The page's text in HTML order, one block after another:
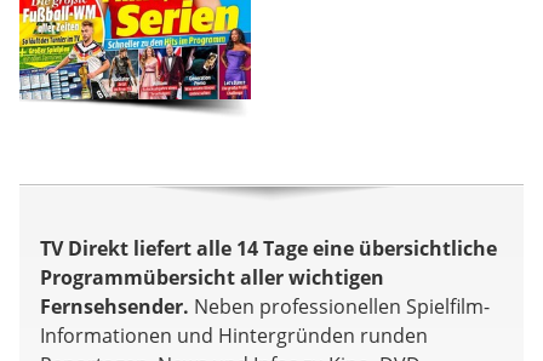
TV Direkt liefert alle 14 Tage eine übersichtliche
Programmübersicht aller wichtigen
Fernsehsender. Neben professionellen Spielfilm-
Informationen und Hintergründen runden